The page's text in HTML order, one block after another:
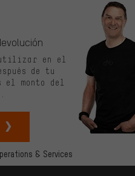
& Services
utilizar en el
de tu
el monto del